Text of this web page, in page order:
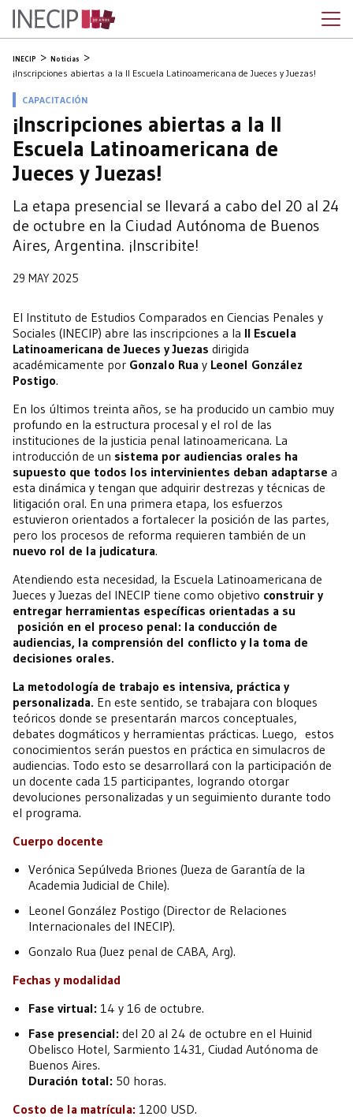
INECIP Noticias
¡Inscripciones abiertas a la II Escuela Latinoamericana de Jueces y Juezas!
CAPACITACIÓN
¡Inscripciones abiertas a la II
Escuela Latinoamericana de
Jueces y Juezas!
La etapa presencial se llevará a cabo del 20 al 24
de octubre en la Ciudad Autónoma de Buenos
Aires, Argentina. ¡Inscribite!
29 MAY 2025
El Instituto de Estudios Comparados en Ciencias Penales y
Sociales (INECIP) abre las inscripciones a la II Escuela
Latinoamericana de Jueces y Juezas dirigida
académicamente por Gonzalo Rua y Leonel González
Postigo.
En los últimos treinta años, se ha producido un cambio muy
profundo en la estructura procesal y el rol de las
instituciones de la justicia penal latinoamericana. La
introducción de un sistema por audiencias orales ha
supuesto que todos los intervinientes deban adaptarse a
esta dinámica y tengan que adquirir destrezas y técnicas de
litigación oral. En una primera etapa, los esfuerzos
estuvieron orientados a fortalecer la posición de las partes,
pero los procesos de reforma requieren también de un
nuevo rol de la judicatura.
Atendiendo esta necesidad, la Escuela Latinoamericana de
Jueces y Juezas del INECIP tiene como objetivo construir y
entregar herramientas específicas orientadas a su
posición en el proceso penal: la conducción de
audiencias, la comprensión del conflicto y la toma de
decisiones orales.
La metodología de trabajo es intensiva, práctica y
personalizada. En este sentido, se trabajara con bloques
teóricos donde se presentarán marcos conceptuales,
debates dogmáticos y herramientas prácticas. Luego, estos
conocimientos serán puestos en práctica en simulacros de
audiencias. Todo esto se desarrollará con la participación de
un docente cada 15 participantes, logrando otorgar
devoluciones personalizadas y un seguimiento durante todo
el programa.
Cuerpo docente
Verónica Sepúlveda Briones (Jueza de Garantía de la
Academia Judicial de Chile).
Leonel González Postigo (Director de Relaciones
Internacionales del INECIP).
Gonzalo Rua (Juez penal de CABA, Arg).
Fechas y modalidad
Fase virtual: 14 y 16 de octubre.
Fase presencial: del 20 al 24 de octubre en el Huinid
Obelisco Hotel, Sarmiento 1431, Ciudad Autónoma de
Buenos Aires.
Duración total: 50 horas.
Costo de la matrícula: 1200 USD.